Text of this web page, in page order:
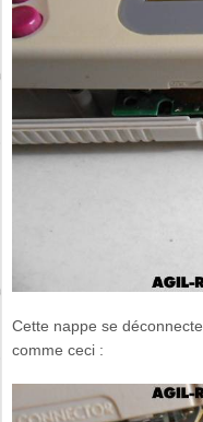
Cette nappe se
comme ceci :